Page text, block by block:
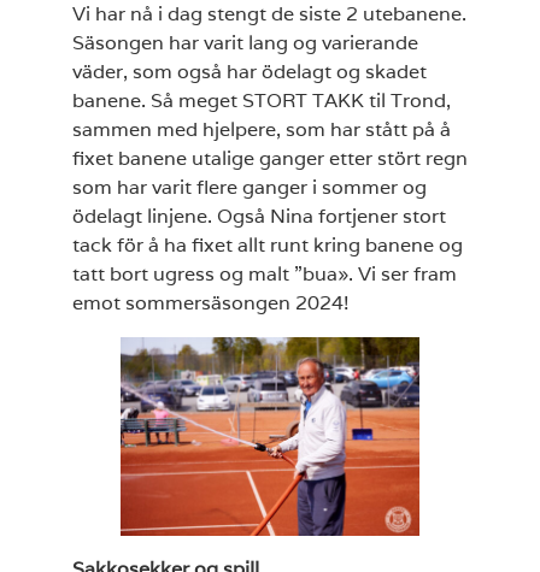
Vi har nå i dag stengt de siste 2 utebanene.
Säsongen har varit lang og varierande
väder, som også har ödelagt og skadet
banene. Så meget STORT TAKK til Trond,
sammen med hjelpere, som har stått på å
fixet banene utalige ganger etter stört regn
som har varit flere ganger i sommer og
ödelagt linjene. Også Nina fortjener stort
tack för å ha fixet allt runt kring banene og
tatt bort ugress og malt ”bua». Vi ser fram
emot sommersäsongen 2024!